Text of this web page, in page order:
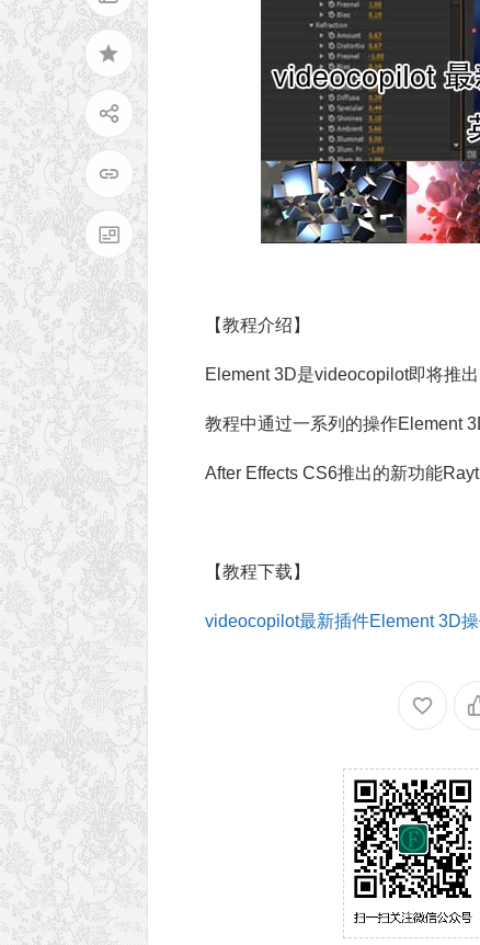
【教程介绍】
Element 3D是videocopilot即将推
教程中通过一系列的操作Element
After Effects CS6推出的新功能
【教程下载】
videocopilot最新插件Element 3D